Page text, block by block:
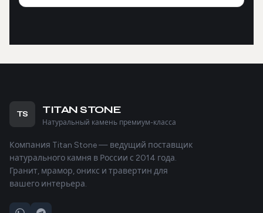
TS TITAN STONE
Натуральный камень премиум-класса
Компания Titan Stone — ведущий поставщик
натурального камня в России с 2014 года.
Гранит, мрамор, оникс и травертин для
вашего интерьера.